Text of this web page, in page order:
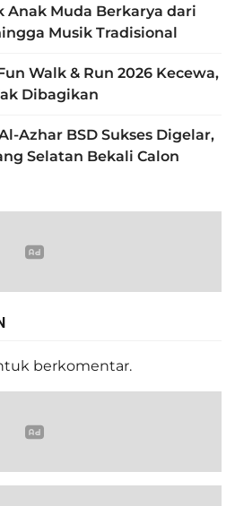
Anak Muda Berkarya dari
Musik Tradisional
Walk & Run 2026 Kecewa,
Dibagikan
Azhar BSD Sukses Digelar,
Selatan Bekali Calon
berkomentar.